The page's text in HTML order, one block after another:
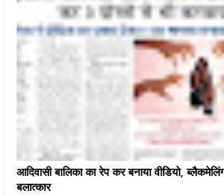
आदिवासी बालिका का रेप कर बनाया वीडियो,
बलात्कार